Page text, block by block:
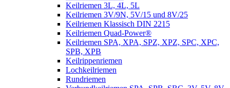
Keilriemen 3L, 4L, 5L
Keilriemen 3V/9N, 5V/15 und 8V/25
Keilriemen Klassisch DIN 2215
Keilriemen Quad-Power®
Keilriemen SPA, XPA, SPZ, XPZ, SPC, XPC,
SPB, XPB
Keilrippenriemen
Lochkeilriemen
Rundriemen